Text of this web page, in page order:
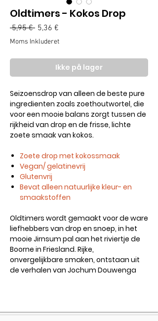
Oldtimers - Kokos Drop
5,95 € Regulær
pris
5,36 €
Moms Inkluderet
Ikke på lager
Seizoensdrop van alleen de beste pure
ingredienten zoals zoethoutwortel, die
voor een mooie balans zorgt tussen de
rijkheid van drop en de frisse, lichte
zoete smaak van kokos.
Zoete drop met kokossmaak
Vegan/ gelatinevrij
Glutenvrij
Bevat alleen natuurlijke kleur- en
smaakstoffen
Oldtimers wordt gemaakt voor de ware
liefhebbers van drop en snoep, in het
mooie Jirnsum pal aan het riviertje de
Boorne in Friesland. Rijke,
onvergelijkbare smaken, ontstaan uit
de verhalen van Jochum Douwenga